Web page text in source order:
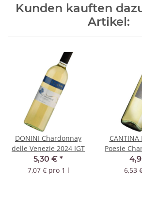
Kunden kauften
Artikel:
DONINI Chardonnay
delle Venezie 2024 IGT
5,30 € *
7,07 € pro 1 l
CANTINA
Poesie
6,53